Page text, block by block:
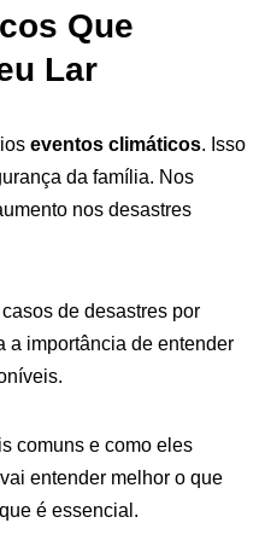
Que
Lar
eventos climáticos. Isso
da família. Nos
nos desastres
de desastres por
a importância de entender
comuns e como eles
entender melhor o que
é essencial.